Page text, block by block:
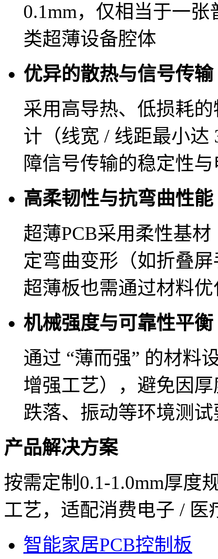
0.1mm，仅相当于一
类超薄设备腔体
优异的散热与信号传输
采用高导热、低损耗
计（线宽 / 线距最小
障信号传输的稳定性
高柔韧性与抗弯曲性能
超薄PCB采用柔性基
定弯曲变形（如折叠
超薄板也需通过材料
机械强度与可靠性平衡
通过 “薄而强” 的材料
增强工艺），避免因
跌落、振动等环境测试
产品解决方案
按需定制0.1-1.0mm厚度
工艺，适配消费电子 / 医
智能家居PCB控制板